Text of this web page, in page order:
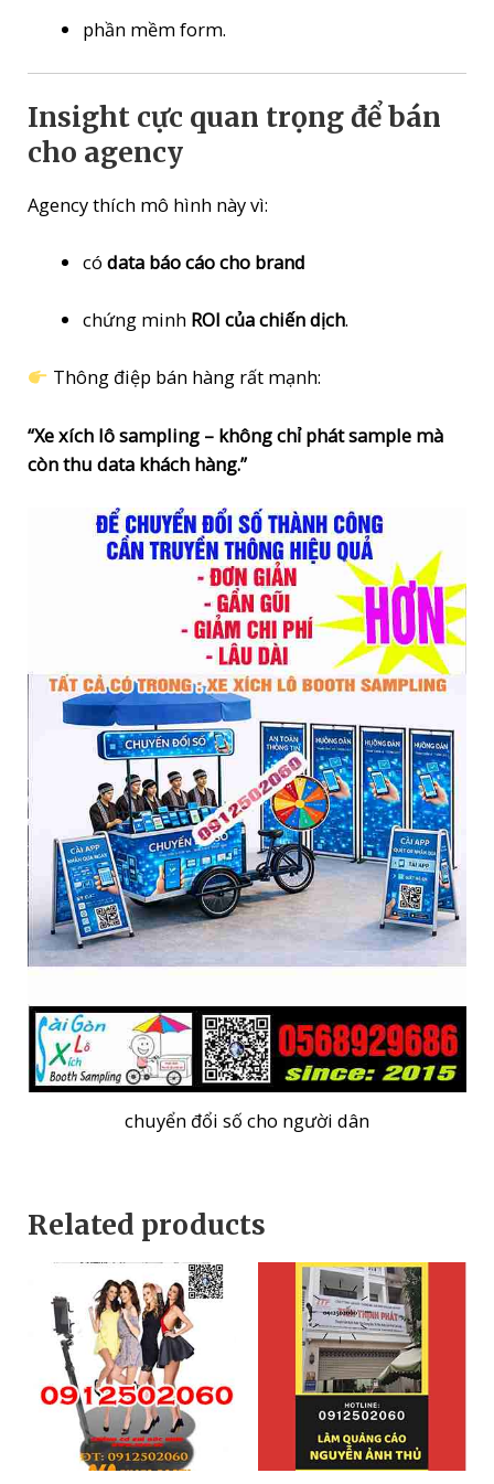
phần mềm form.
Insight cực quan trọng để bán
cho agency
Agency thích mô hình này vì:
có data báo cáo cho brand
chứng minh ROI của chiến dịch.
Thông điệp bán hàng rất mạnh:
“Xe xích lô sampling – không chỉ phát sample mà
còn thu data khách hàng.”
chuyển đổi số cho người dân
Related products